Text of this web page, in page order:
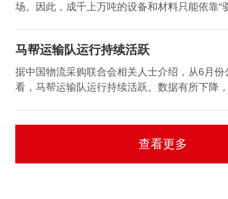
场。因此，成千上万吨的设备和材料只能依靠“
马帮运输队运行持续活跃
据中国物流采购联合会相关人士介绍，从6月
看，马帮运输队运行持续活跃。数据有所下降
查看更多